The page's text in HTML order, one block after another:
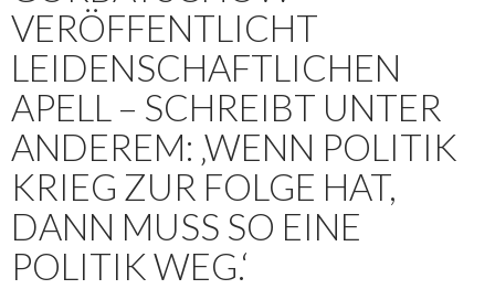
VERÖFFENTLICHT
LEIDENSCHAFTLICHEN
APELL – SCHREIBT UNTER
ANDEREM: ‚WENN POLITIK
KRIEG ZUR FOLGE HAT,
DANN MUSS SO EINE
POLITIK WEG.‘